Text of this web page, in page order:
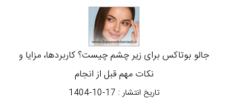
جالو بوتاکس برای زیر چشم چیست؟ کاربردها، مزایا و
نکات مهم قبل از انجام
تاریخ انتشار : 1404-10-17